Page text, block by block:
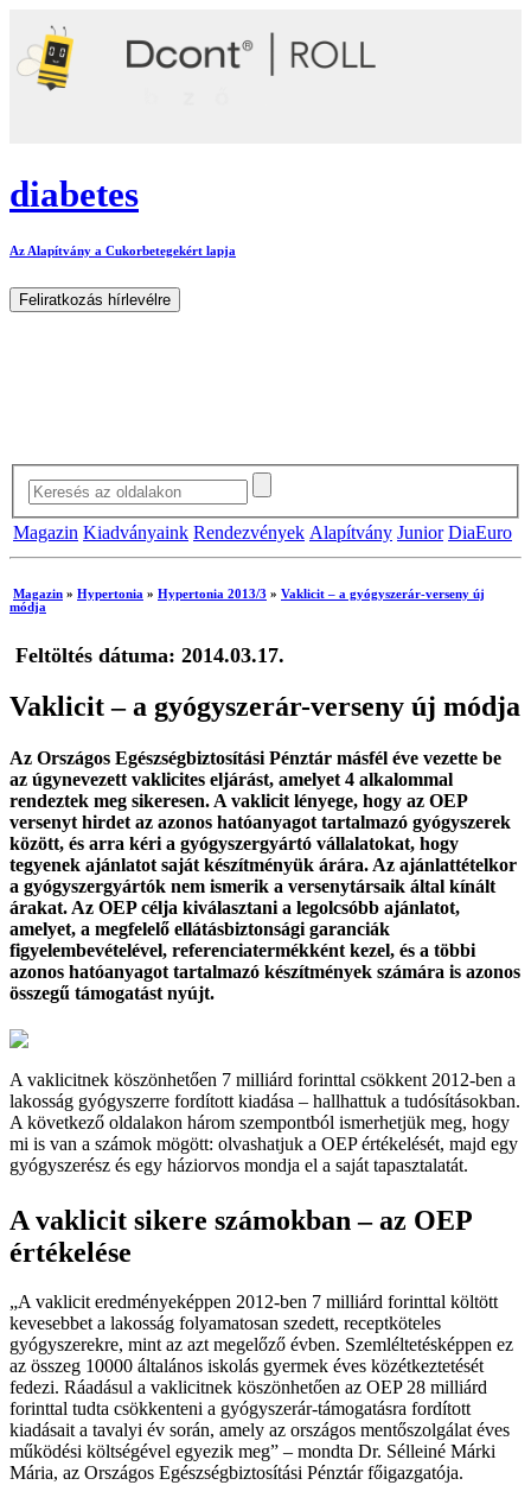
diabetes
Az Alapítvány a Cukorbetegekért lapja
Magazin Kiadványaink Rendezvények Alapítvány Junior DiaEuro
Magazin » Hypertonia » Hypertonia 2013/3 » Vaklicit – a gyógyszerár-verseny új
módja
Feltöltés dátuma: 2014.03.17.
Vaklicit – a gyógyszerár-verseny új módja
Az Országos Egészségbiztosítási Pénztár másfél éve vezette be
az úgynevezett vaklicites eljárást, amelyet 4 alkalommal
rendeztek meg sikeresen. A vaklicit lényege, hogy az OEP
versenyt hirdet az azonos hatóanyagot tartalmazó gyógyszerek
között, és arra kéri a gyógyszergyártó vállalatokat, hogy
tegyenek ajánlatot saját készítményük árára. Az ajánlattételkor
a gyógyszergyártók nem ismerik a versenytársaik által kínált
árakat. Az OEP célja kiválasztani a legolcsóbb ajánlatot,
amelyet, a megfelelő ellátásbiztonsági garanciák
figyelembevételével, referenciatermékként kezel, és a többi
azonos hatóanyagot tartalmazó készítmények számára is azonos
összegű támogatást nyújt.
A vaklicitnek köszönhetően 7 milliárd forinttal csökkent 2012-ben a
lakosság gyógyszerre fordított kiadása – hallhattuk a tudósításokban.
A következő oldalakon három szempontból ismerhetjük meg, hogy
mi is van a számok mögött: olvashatjuk a OEP értékelését, majd egy
gyógyszerész és egy háziorvos mondja el a saját tapasztalatát.
A vaklicit sikere számokban – az OEP
értékelése
„A vaklicit eredményeképpen 2012-ben 7 milliárd forinttal költött
kevesebbet a lakosság folyamatosan szedett, receptköteles
gyógyszerekre, mint az azt megelőző évben. Szemléltetésképpen ez
az összeg 10000 általános iskolás gyermek éves közétkeztetését
fedezi. Ráadásul a vaklicitnek köszönhetően az OEP 28 milliárd
forinttal tudta csökkenteni a gyógyszerár-támogatásra fordított
kiadásait a tavalyi év során, amely az országos mentőszolgálat éves
működési költségével egyezik meg” – mondta Dr. Sélleiné Márki
Mária, az Országos Egészségbiztosítási Pénztár főigazgatója.